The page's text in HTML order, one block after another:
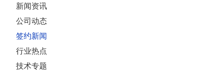
新闻资讯
公司动态
签约新闻
行业热点
技术专题